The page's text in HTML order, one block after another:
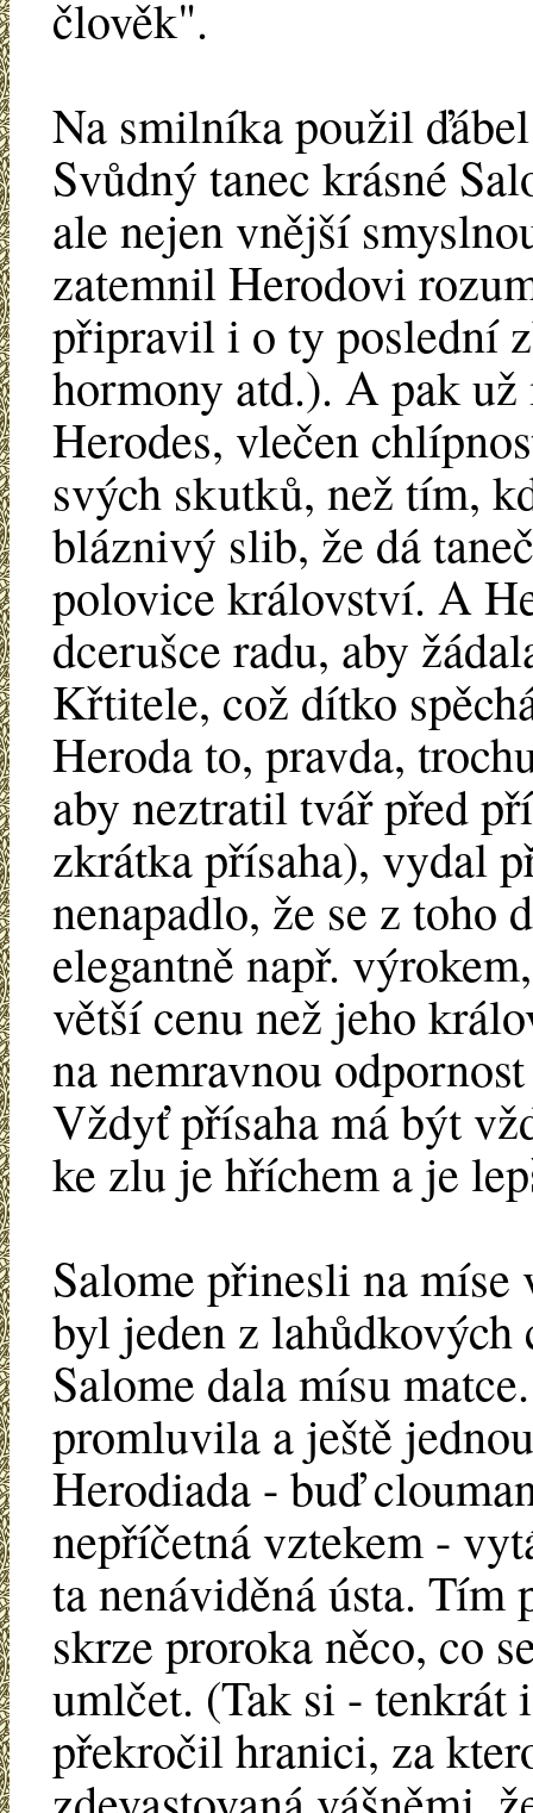
člověk".
Na smilníka použil
Svůdný tanec krásné
ale nejen vnější
zatemnil Herodovi
připravil i o ty poslední
hormony atd.). A pak
Herodes, vlečen
svých skutků, než tím,
bláznivý slib, že dá
polovice království. A
dcerušce radu, aby
Křtitele, což dítko
Heroda to, pravda,
aby neztratil tvář před
zkrátka přísaha), vydal
nenapadlo, že se z
elegantně např.
větší cenu než jeho
na nemravnou
Vždyť přísaha má být
ke zlu je hříchem a je
Salome přinesli na
byl jeden z lahůdkových
Salome dala mísu
promluvila a ještě
Herodiada - buď
nepříčetná vztekem -
ta nenáviděná ústa.
skrze proroka něco, co
umlčet. (Tak si - tenkrát
překročil hranici, za